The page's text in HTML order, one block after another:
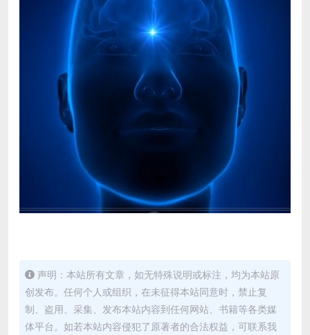
声明：本站所有文章，如无特殊说明或标注，均为本站原
创发布。任何个人或组织，在未征得本站同意时，禁止复
制、盗用、采集、发布本站内容到任何网站、书籍等各类媒
体平台。如若本站内容侵犯了原著者的合法权益，可联系我